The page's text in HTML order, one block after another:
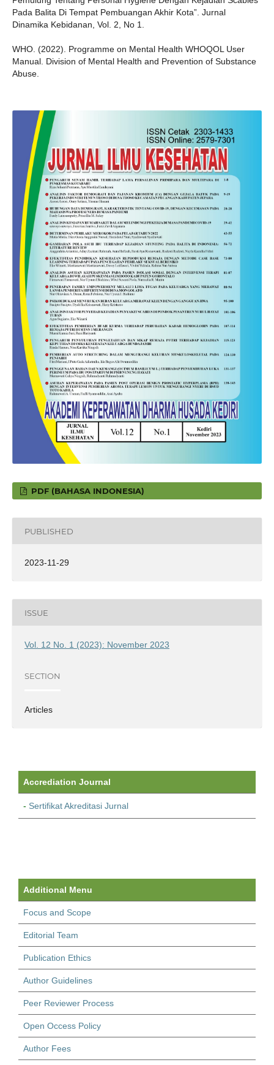
Pada Balita Di Tempat Pembuangan Akhir Kota”. Jurnal
Dinamika Kebidanan, Vol. 2, No 1.
WHO. (2022). Programme on Mental Health WHOQOL User
Manual. Division of Mental Health and Prevention of Substance
Abuse.
PDF (BAHASA INDONESIA)
PUBLISHED
2023-11-29
ISSUE
Vol. 12 No. 1 (2023): November 2023
SECTION
Articles
Accrediation Journal
- Sertifikat Akreditasi Jurnal
Additional Menu
Focus and Scope
Editorial Team
Publication Ethics
Author Guidelines
Peer Reviewer Process
Open Occess Policy
Author Fees